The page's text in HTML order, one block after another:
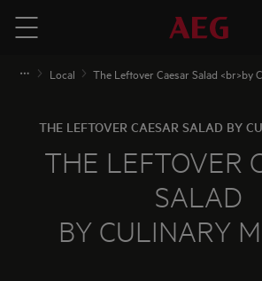
Menu
Local The Leftover Caesar Salad <br>by
THE LEFTOVER CAESAR SALAD BY
THE LEFTOVER
SALAD
BY CULINARY